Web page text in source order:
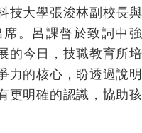
技大學張浚林副校長與
。呂課督於致詞中強
的今日，技職教育所培
力的核心，盼透過說明
更明確的認識，協助孩